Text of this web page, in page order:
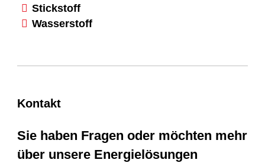
Stickstoff
Wasserstoff
Kontakt
Sie haben Fragen oder möchten mehr
über unsere Energielösungen